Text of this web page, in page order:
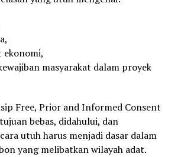
ekonomi,
masyarakat dalam proyek
Free, Prior and Informed Consent
bebas, didahului, dan
utuh harus menjadi dasar dalam
yang melibatkan wilayah adat.